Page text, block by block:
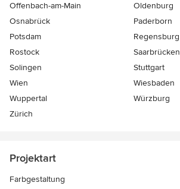
Offenbach-am-Main
Oldenburg
Osnabrück
Paderborn
Potsdam
Regensburg
Rostock
Saarbrücken
Solingen
Stuttgart
Wien
Wiesbaden
Wuppertal
Würzburg
Zürich
Projektart
Farbgestaltung